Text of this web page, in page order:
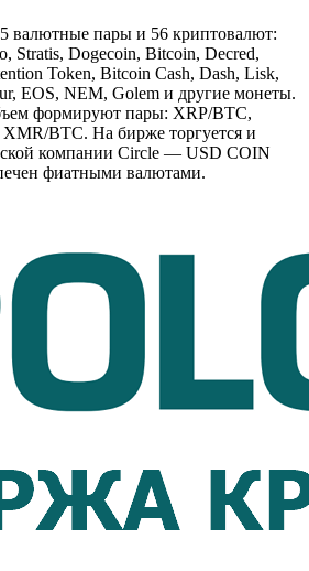
валютные пары и 56 криптовалют:
Stratis, Dogecoin, Bitcoin, Decred,
Token, Bitcoin Cash, Dash, Lisk,
EOS, NEM, Golem и другие монеты.
формируют пары: XRP/BTC,
BTC. На бирже торгуется и
компании Circle — USD COIN
фиатными валютами.